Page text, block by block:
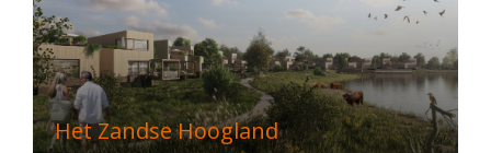
Het Zandse Hoogland